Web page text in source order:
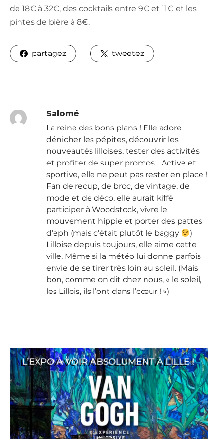
de 18€ à 32€, des cocktails entre 9€ et 11€ et les
pintes de bière à 8€.
partagez tweetez
Salomé
La reine des bons plans ! Elle adore
dénicher les pépites, découvrir les
nouveautés lilloises, tester des activités
et profiter de super promos… Active et
sportive, elle ne peut pas rester en place !
Fan de recup, de broc, de vintage, de
mode et de déco, elle aurait kiffé
participer à Woodstock, vivre le
mouvement hippie et porter des pattes
d’eph (mais c’était plutôt le baggy
)
Lilloise depuis toujours, elle aime cette
ville. Même si la météo lui donne parfois
envie de se tirer très loin au soleil. (Mais
bon, comme on dit chez nous, « le soleil,
les Lillois, ils l’ont dans l’cœur ! »)